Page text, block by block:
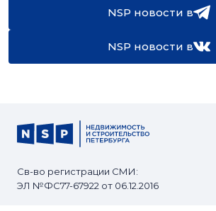
NSP новости в
NSP новости в
Св-во регистрации СМИ:
ЭЛ №ФС77-67922 от 06.12.2016